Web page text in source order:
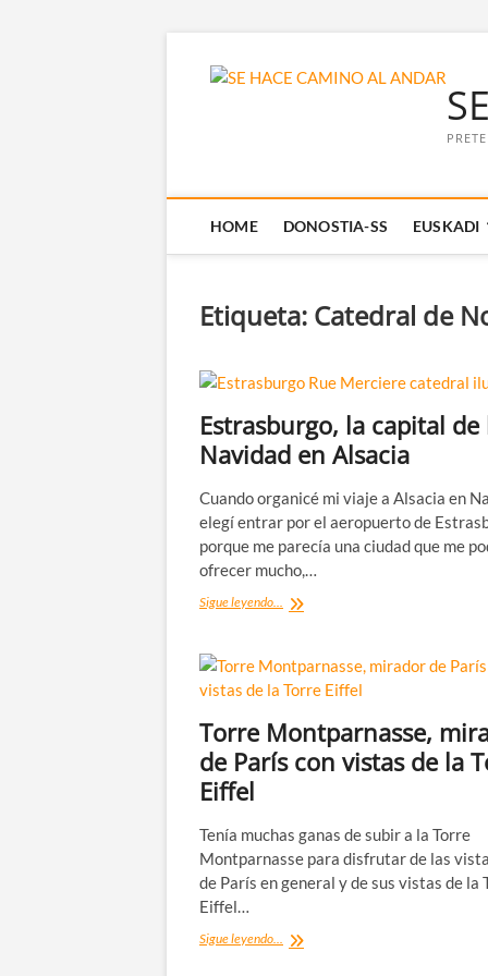
HOME DONOSTIA-SS EUSKADI
Etiqueta: Catedral de
Estrasburgo, la capital de
Navidad en Alsacia
Cuando organicé mi viaje a Alsacia en
elegí entrar por el aeropuerto de
porque me parecía una ciudad que me
ofrecer mucho,…
Sigue leyendo... Estrasburgo,
de
Navidad
Alsacia
Torre Montparnasse,
de París con vistas de la
Eiffel
Tenía muchas ganas de subir a la Torre
Montparnasse para disfrutar de las
de París en general y de sus vistas de la
Eiffel…
Sigue leyendo... Torre